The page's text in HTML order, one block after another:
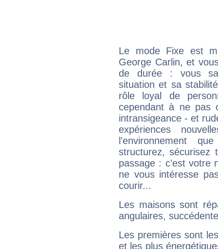
Le mode Fixe est
George Carlin, et
de durée : vous
situation et sa
rôle loyal de
cependant à ne pas
intransigeance - et
expériences
l'environnement
structurez, sécurisez
passage : c'est votre
ne vous intéresse
courir...
Les maisons sont
angulaires,
Les premières sont
et les plus